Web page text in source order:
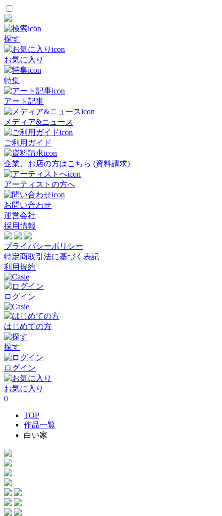
探す
お気に入り
特集
アート記事
メディア&ニュース
ご利用ガイド
企業、お店の方はこちら (資料請求)
アーティストの方へ
お問い合わせ
運営会社
採用情報
プライバシーポリシー
特定商取引法に基づく表記
利用規約
ログイン
はじめての方
探す
ログイン
お気に入り
0
TOP
作品一覧
白い家